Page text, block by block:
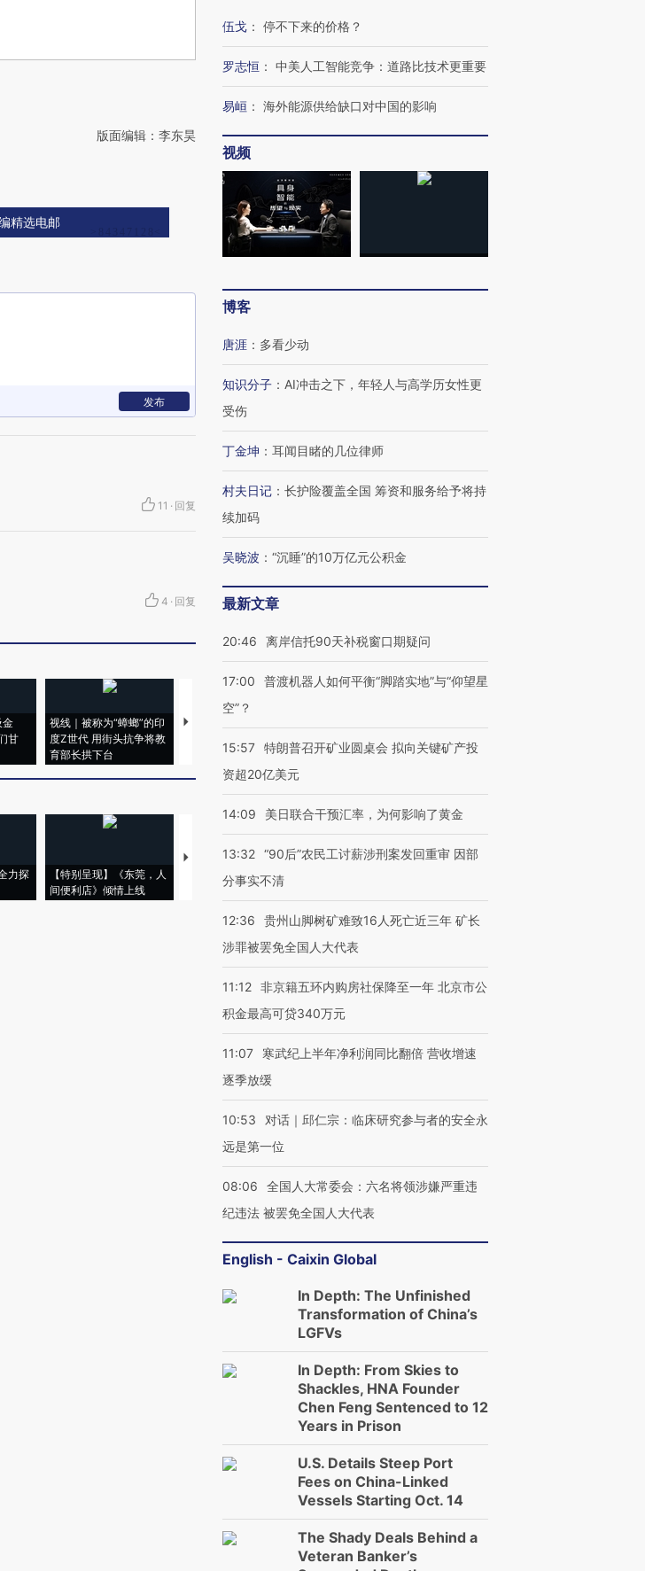
版面编辑：李东昊
精选电邮
发布
11 · 回复
4 · 回复
金
甘
视线｜被称为“蟑螂”的印
度Z世代 用街头抗争将教
育部长拱下台
视线｜“入侵”还是“人道危
机”？难民潮撕裂西班牙
飞地休达
128毫米 紧急转移近
4000人
雨 3小时累计雨量超80毫
米
力探
【特别呈现】《东莞，人
间便利店》倾情上线
【推广】走进第四届链博
会，让数智科技“链”接产
【商旅对话】华住集团
伍戈 ： 停不下来的价格？
罗志恒 ： 中美人工智能竞争：道路比技术更重要
易峘 ： 海外能源供给缺口对中国的影响
视频
博客
唐涯 ： 多看少动
知识分子 ： AI冲击之下，年轻人与高学历女性更
受伤
丁金坤 ： 耳闻目睹的几位律师
村夫日记 ： 长护险覆盖全国 筹资和服务给予将持
续加码
吴晓波 ： “沉睡”的10万亿元公积金
最新文章
20:46 离岸信托90天补税窗口期疑问
17:00
普渡机器人如何平衡“脚踏实地”与“仰望星
空”？
15:57 特朗普召开矿业圆桌会 拟向关键矿产投
资超20亿美元
14:09 美日联合干预汇率，为何影响了黄金
13:32 “90后”农民工讨薪涉刑案发回重审 因部
分事实不清
12:36
贵州山脚树矿难致16人死亡近三年 矿长
涉罪被罢免全国人大代表
11:12 非京籍五环内购房社保降至一年 北京市公
积金最高可贷340万元
11:07
寒武纪上半年净利润同比翻倍 营收增速
逐季放缓
10:53
对话｜邱仁宗：临床研究参与者的安全永
远是第一位
08:06
全国人大常委会：六名将领涉嫌严重违
纪违法 被罢免全国人大代表
English - Caixin Global
In Depth: The Unfinished
Transformation of China’s
LGFVs
In Depth: From Skies to
Shackles, HNA Founder
Chen Feng Sentenced to 12
Years in Prison
U.S. Details Steep Port
Fees on China-Linked
Vessels Starting Oct. 14
The Shady Deals Behind a
Veteran Banker’s